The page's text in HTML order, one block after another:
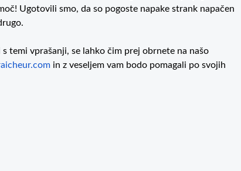
Ugotovili smo, da so pogoste napake strank napačen
temi vprašanji, se lahko čim prej obrnete na našo
in z veseljem vam bodo pomagali po svojih